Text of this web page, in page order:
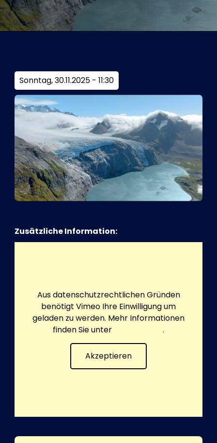
Tickets
Kurier Romy 2026
Sonntag, 30.11.2025 - 11:30
Zusätzliche Information:
Aus datenschutzrechtlichen Gründen
benötigt Vimeo Ihre Einwilligung um
geladen zu werden. Mehr Informationen
finden Sie unter
.
Akzeptieren